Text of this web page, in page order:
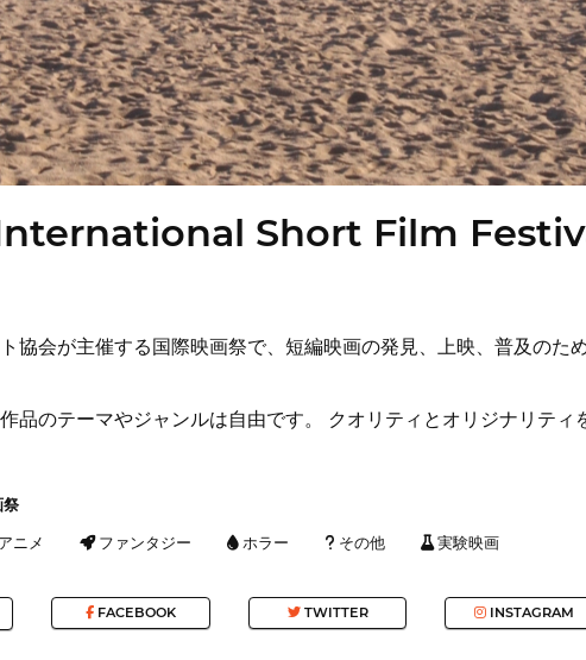
Short Film
協会が主催する国際映画祭で、短編映画の発見、上映、普及のた
品のテーマやジャンルは自由です。 クオリティとオリジナリティ
祭
アニメ ファンタジー ホラー その他 実験映画
FACEBOOK TWITTER INSTAGRAM